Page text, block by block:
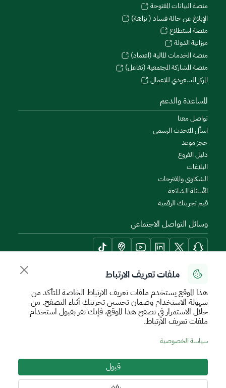
ملفات تعريف الارتباط
هذا الموقع يستخدم ملفات تعريف الارتباط الخاصة للتأكد من
سهولة الاستخدام وضمان تحسين تجربتك أثناء التصفح. من
خلال الاستمرار في تصفح هذا الموقع، فإنك تقر بقبول استخدام
ملفات تعريف الارتباط.
سياسة الخصوصية
قبول
منصة البيانات المفتوحة
الإبلاغ عن حالة فساد ( نزاهة)
منصة استطلاع
ميزانية الدولة
منصة الخدمات المالية (اعتماد)
منصة المشاركة المجتمعية (تفاعل)
المركز السعودي للاعمال
المساعدة والدعم
تواصل معنا
اسأل المتحدث الرسمي
حجز موعد
دليل الفروع
البلاغات
الشكاوى والمقترحات
الأسئلة الشائعة
قيم تجربتك الرقمية
وسائل التواصل الاجتماعي
أدوات الإتاحة وامكانية الوصول
سياسة الإستخدام الآمن
جميع الحقوق محفوظة للهيئة العامة للعقار © 2026
تم تطويره وتشغيله بواسطة الهيئة العامة للعقار